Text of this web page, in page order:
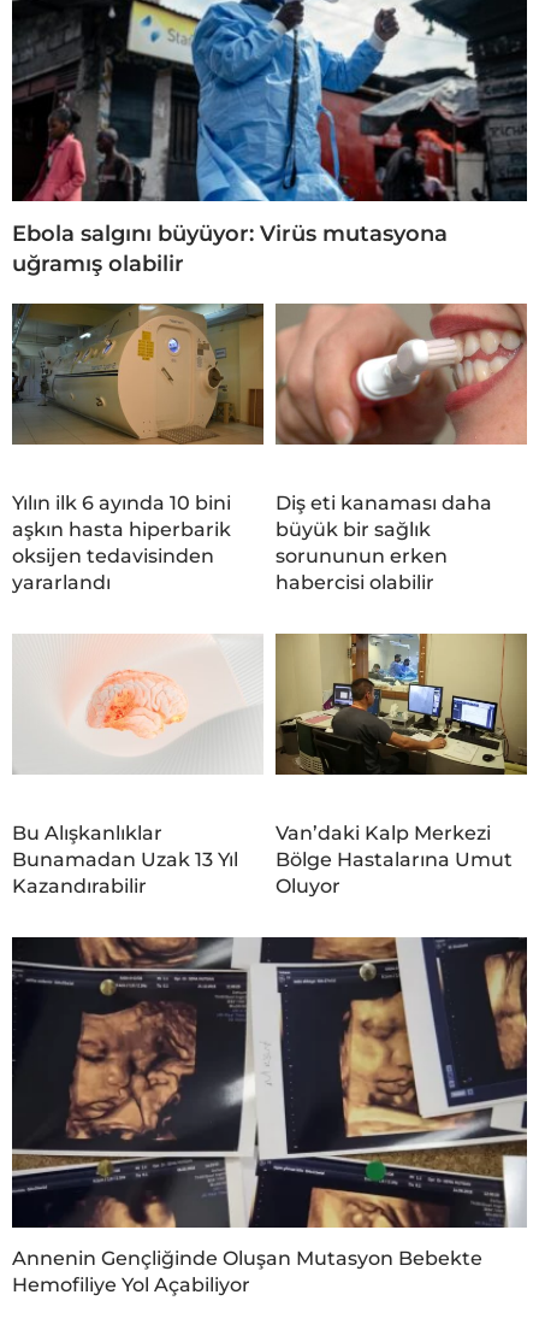
Ebola salgını büyüyor: Virüs mutasyona
uğramış olabilir
Yılın ilk 6 ayında 10 bini
aşkın hasta hiperbarik
oksijen tedavisinden
yararlandı
Diş eti kanaması daha
büyük bir sağlık
sorununun erken
habercisi olabilir
Bu Alışkanlıklar
Bunamadan Uzak 13 Yıl
Kazandırabilir
Van’daki Kalp Merkezi
Bölge Hastalarına Umut
Oluyor
Annenin Gençliğinde Oluşan Mutasyon Bebekte
Hemofiliye Yol Açabiliyor